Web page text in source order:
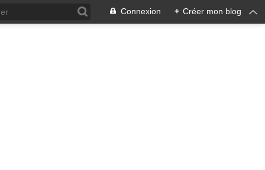
Connexion + Créer mon blog